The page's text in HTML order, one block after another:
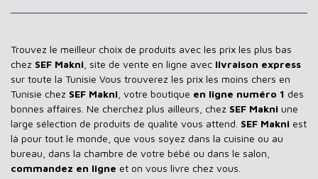
Trouvez le meilleur choix de produits avec les prix les plus bas
chez SEF Makni , site de vente en ligne avec livraison express
sur toute la Tunisie Vous trouverez les prix les moins chers en
Tunisie chez SEF Makni , votre boutique en ligne numéro 1 des
bonnes affaires. Ne cherchez plus ailleurs, chez SEF Makni une
large sélection de produits de qualité vous attend. SEF Makni est
là pour tout le monde, que vous soyez dans la cuisine ou au
bureau, dans la chambre de votre bébé ou dans le salon,
commandez en ligne et on vous livre chez vous.